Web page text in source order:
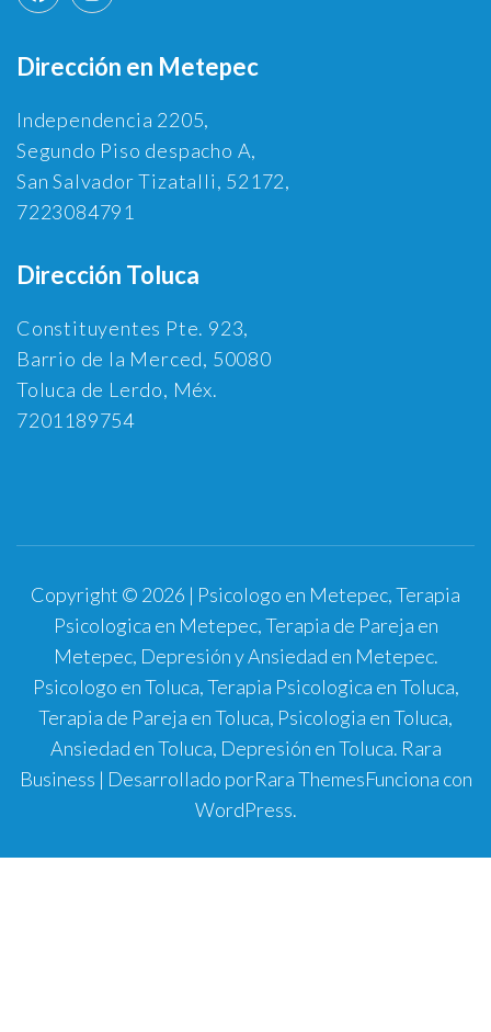
Dirección en Metepec
Independencia 2205,
Segundo Piso despacho A,
San Salvador Tizatalli, 52172,
7223084791
Dirección Toluca
Constituyentes Pte. 923,
Barrio de la Merced, 50080
Toluca de Lerdo, Méx.
7201189754
Copyright © 2026 | Psicologo en Metepec, Terapia
Psicologica en Metepec, Terapia de Pareja en
Metepec, Depresión y Ansiedad en Metepec.
Psicologo en Toluca, Terapia Psicologica en Toluca,
Terapia de Pareja en Toluca, Psicologia en Toluca,
Ansiedad en Toluca, Depresión en Toluca. Rara
Business | Desarrollado porRara ThemesFunciona con
WordPress.